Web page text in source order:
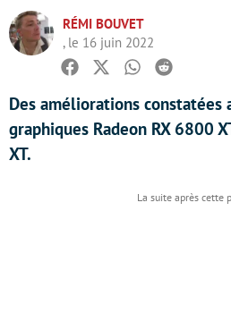
RÉMI BOUVET
, le 16 juin 2022
Facebook
TwitterWhatsapp
Reddit
Des améliorations constatées
graphiques Radeon RX 6800
XT.